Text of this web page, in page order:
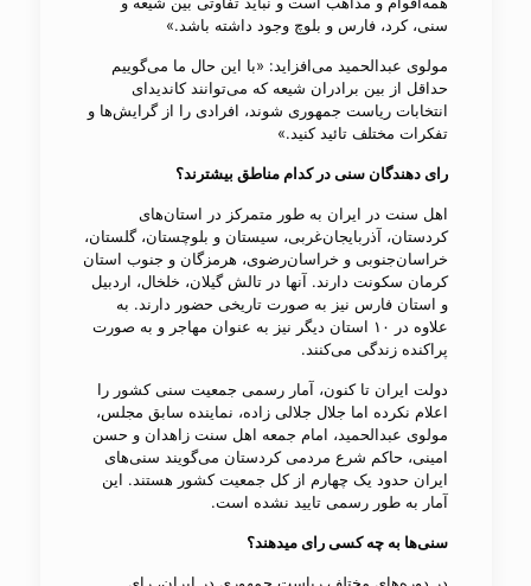
سنی، کرد، فارس و بلوچ وجود داشته باشد.»
مولوی عبدالحمید می‌افزاید: «با این حال ما می‌گوییم
حداقل از بین برادران شیعه که می‌توانند کاندیدای
انتخابات ریاست جمهوری شوند، افرادی را از گرایش‌ها و
تفکرات مختلف تائید کنید.»
رای دهندگان سنی در کدام مناطق بیشترند؟
اهل سنت در ایران به طور متمرکز در استان‌های
کردستان، آذربایجان‌غربی، سیستان و بلوچستان، گلستان،
خراسان‌جنوبی و خراسان‌رضوی، هرمزگان و جنوب استان
کرمان سکونت دارند. آنها در تالش گیلان، خلخال، اردبیل
و استان فارس نیز به صورت تاریخی حضور دارند. به
علاوه در ۱۰ استان دیگر نیز به عنوان مهاجر و به صورت
پراکنده زندگی می‌کنند.
دولت ایران تا کنون، آمار رسمی جمعیت سنی کشور را
اعلام نکرده اما جلال جلالی زاده، نماینده سابق مجلس،
مولوی عبدالحمید، امام جمعه اهل سنت زاهدان و حسن
امینی، حاکم شرع مردمی کردستان می‌گویند سنی​‌های
ایران حدود یک چهارم از کل جمعیت کشور هستند. این
آمار به طور رسمی تایید نشده است.
سنی‌​ها به چه کسی رای می​دهند؟